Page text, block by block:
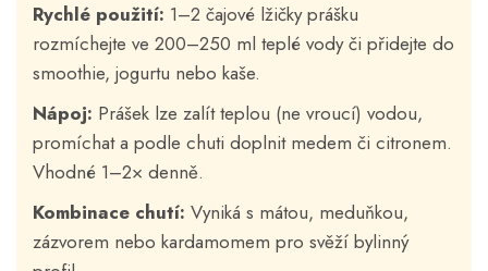
Rychlé použití: 1–2 čajové lžičky prášku
rozmíchejte ve 200–250 ml teplé vody či přidejte do
smoothie, jogurtu nebo kaše.
Nápoj: Prášek lze zalít teplou (ne vroucí) vodou,
promíchat a podle chuti doplnit medem či citronem.
Vhodné 1–2× denně.
Kombinace chutí: Vyniká s mátou, meduňkou,
zázvorem nebo kardamomem pro svěží bylinný